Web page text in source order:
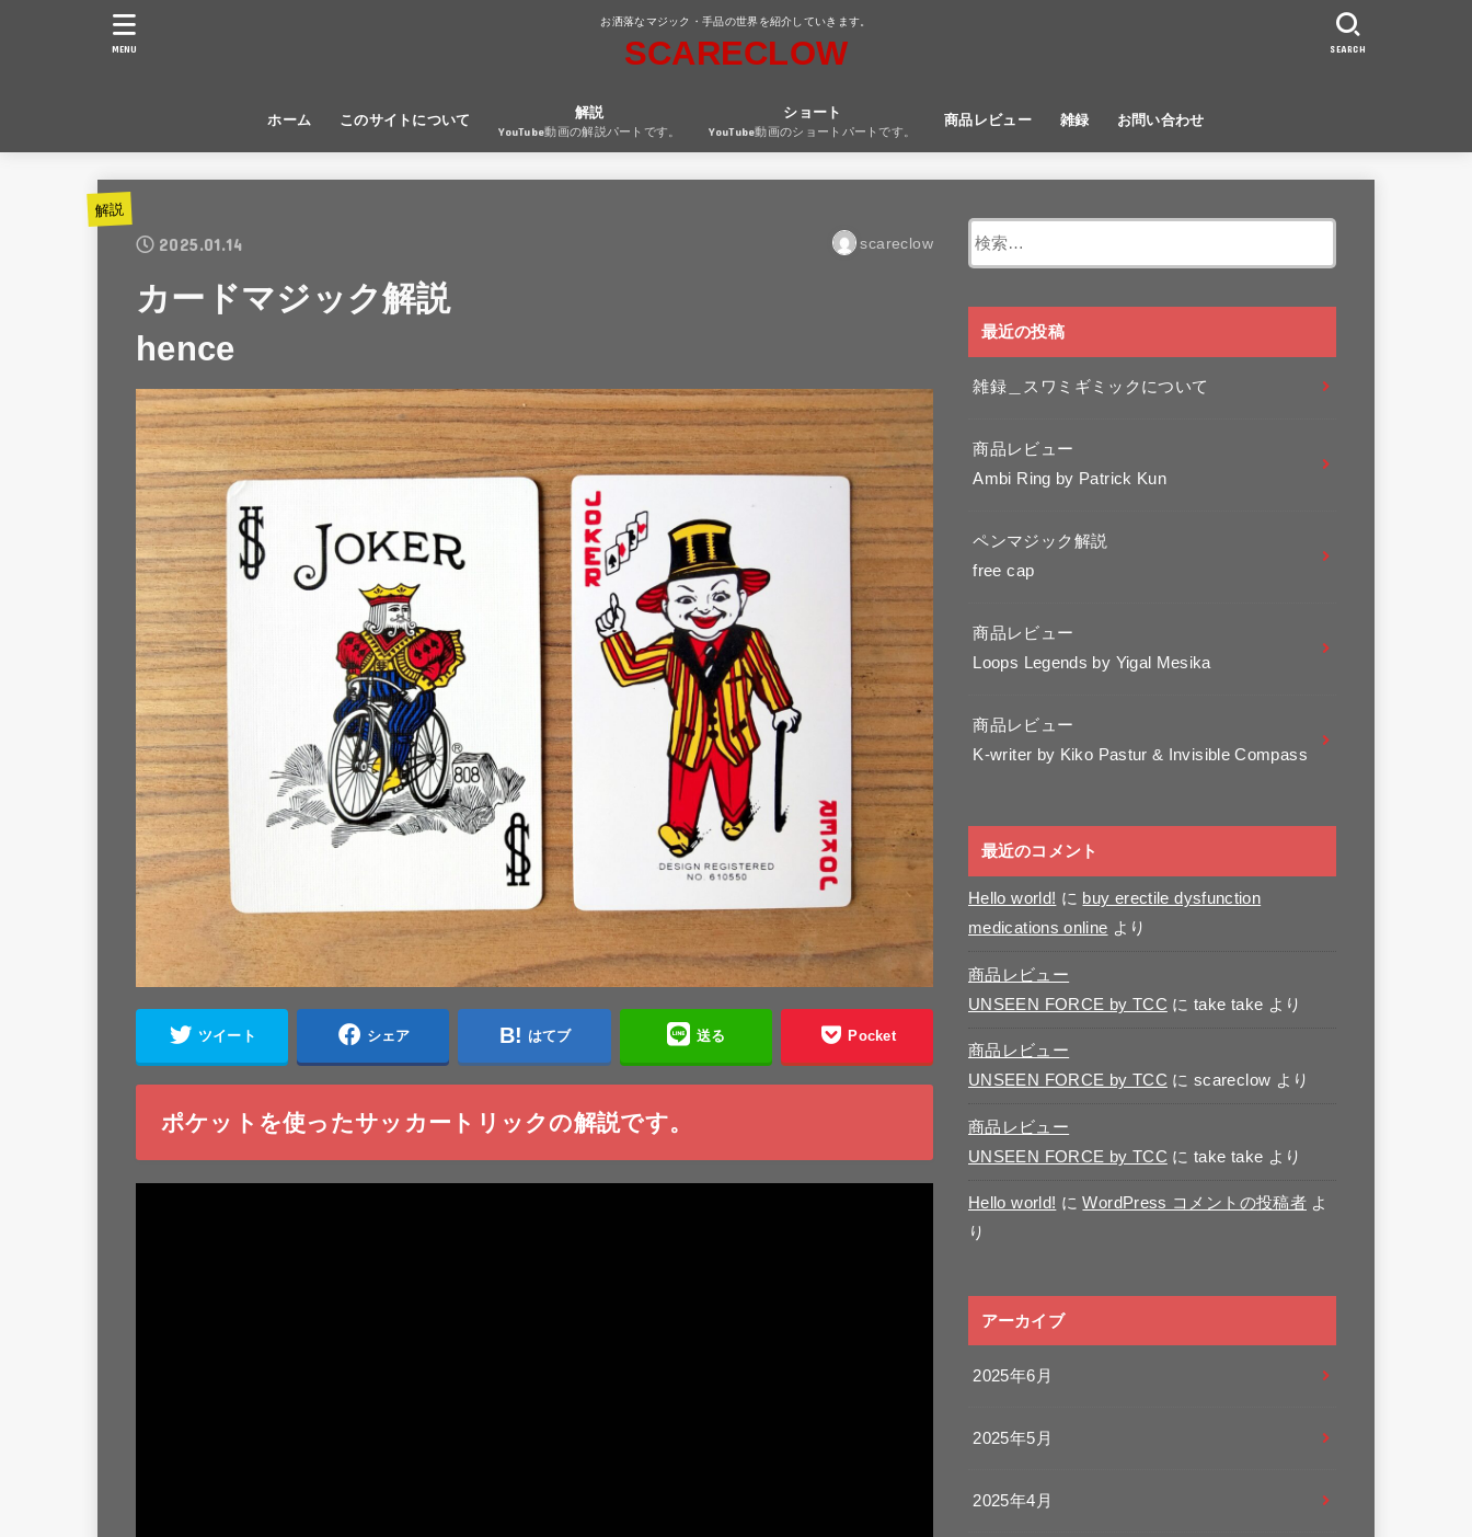
お洒落なマジック・手品の世界を紹介していきます。
SCARECLOW
ホーム このサイトについて 解説
YouTube動画の解説パートです。
ショート
YouTube動画のショートパートです。
商品レビュー 雑録 お問い合わせ
SEARCH
MENU
解説
2025.01.14 scareclow
カードマジック解説
hence
ツイート シェア はてブ 送る Pocket
ポケットを使ったサッカートリックの解説です。
最近の投稿
雑録＿スワミギミックについて
商品レビュー
Ambi Ring by Patrick Kun
ペンマジック解説
free cap
商品レビュー
Loops Legends by Yigal Mesika
商品レビュー
K-writer by Kiko Pastur & Invisible Compass
最近のコメント
Hello world! に buy erectile dysfunction
medications online より
商品レビュー
UNSEEN FORCE by TCC に take take より
商品レビュー
UNSEEN FORCE by TCC に scareclow より
商品レビュー
UNSEEN FORCE by TCC に take take より
Hello world! にWordPress コメントの投稿者よ
り
アーカイブ
2025年6月
2025年5月
2025年4月